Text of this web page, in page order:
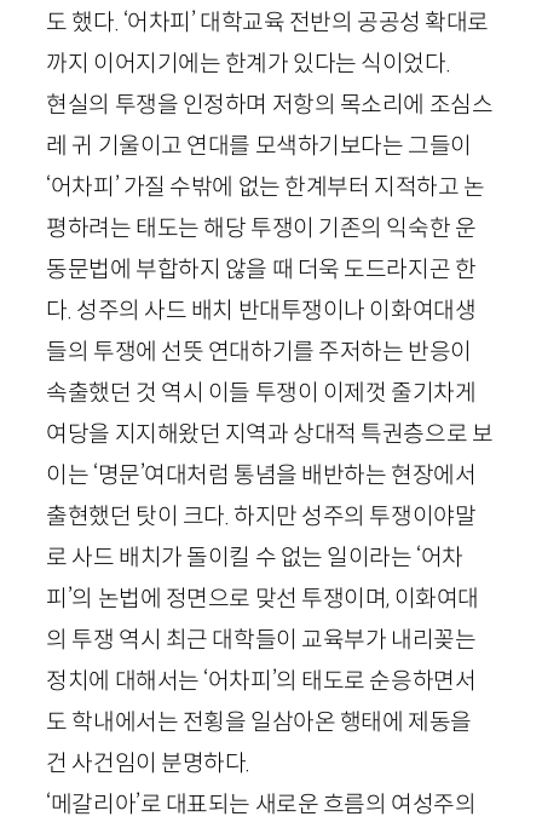
도 했다. ‘어차피’ 대학교육 전반의 공공성 확대로
까지 이어지기에는 한계가 있다는 식이었다.
현실의 투쟁을 인정하며 저항의 목소리에 조심스
레 귀 기울이고 연대를 모색하기보다는 그들이
‘어차피’ 가질 수밖에 없는 한계부터 지적하고 논
평하려는 태도는 해당 투쟁이 기존의 익숙한 운
동문법에 부합하지 않을 때 더욱 도드라지곤 한
다. 성주의 사드 배치 반대투쟁이나 이화여대생
들의 투쟁에 선뜻 연대하기를 주저하는 반응이
속출했던 것 역시 이들 투쟁이 이제껏 줄기차게
여당을 지지해왔던 지역과 상대적 특권층으로 보
이는 ‘명문’여대처럼 통념을 배반하는 현장에서
출현했던 탓이 크다. 하지만 성주의 투쟁이야말
로 사드 배치가 돌이킬 수 없는 일이라는 ‘어차
피’의 논법에 정면으로 맞선 투쟁이며, 이화여대
의 투쟁 역시 최근 대학들이 교육부가 내리꽂는
정치에 대해서는 ‘어차피’의 태도로 순응하면서
도 학내에서는 전횡을 일삼아온 행태에 제동을
건 사건임이 분명하다.
‘메갈리아’로 대표되는 새로운 흐름의 여성주의